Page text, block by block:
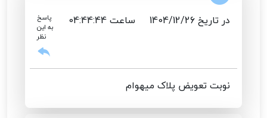
در تاریخ 1404/12/26
ساعت 04:44:44
پاسخ
به این
نظر
نوبت تعویض پلاک میهوام